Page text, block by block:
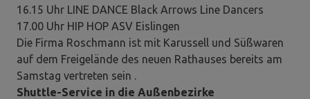
16.15 Uhr LINE DANCE Black Arrows Line Dancers
17.00 Uhr HIP HOP ASV Eislingen
Die Firma Roschmann ist mit Karussell und Süßwaren
auf dem Freigelände des neuen Rathauses bereits am
Samstag vertreten sein .
Shuttle-Service in die Außenbezirke